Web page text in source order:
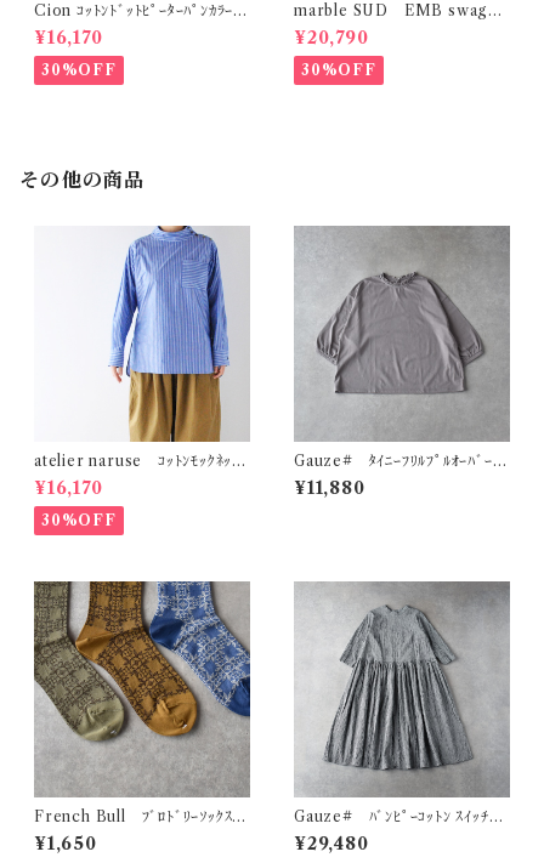
Cion ｺｯﾄﾝﾄﾞｯﾄﾋﾟｰﾀｰﾊﾟﾝｶﾗｰﾜﾝ
ﾋﾟｰｽ (ｵﾘｰﾌﾞﾌﾞﾗｳﾝ) 19-2525
9
¥16,170
30%OFF
marble SUD EMB swag
(綿) ｼｬﾂﾜﾝﾋﾟｰｽ (ﾎﾜｲﾄ)
¥20,790
30%OFF
その他の商品
atelier naruse ｺｯﾄﾝﾓｯｸﾈｯｸ
ﾌﾞﾗｳｽ ～ｽﾄﾗｲﾌﾟ～ (ﾌﾞﾙｰｽﾄﾗｲ
ﾌﾟ) F02089＿B
¥16,170
30%OFF
Gauze# ﾀｲﾆｰﾌﾘﾙﾌﾟﾙｵｰﾊﾞｰ
(ｸﾞﾚｰｼﾞｭ) G1196
¥11,880
French Bull ﾌﾞﾛﾄﾞﾘｰｿｯｸｽ
11-26254
¥1,650
Gauze# ﾊﾞﾝﾋﾟｰｺｯﾄﾝ ｽｲｯﾁﾝ
ｸﾞｷﾞｬｻﾞｰﾜﾝﾋﾟｰｽ (ﾎﾜｲﾄ×ﾌﾞﾗｯｸ)
G1194
¥29,480